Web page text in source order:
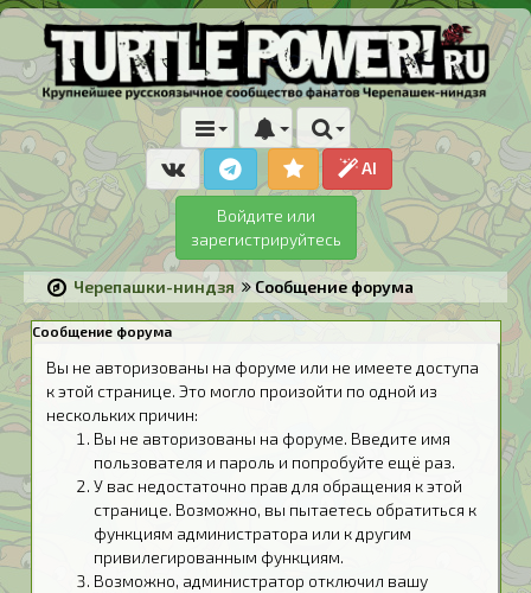
AI
Войдите или
зарегистрируйтесь
Черепашки-ниндзя Сообщение форума
Сообщение форума
Вы не авторизованы на форуме или не имеете доступа
к этой странице. Это могло произойти по одной из
нескольких причин:
Вы не авторизованы на форуме. Введите имя
пользователя и пароль и попробуйте ещё раз.
У вас недостаточно прав для обращения к этой
странице. Возможно, вы пытаетесь обратиться к
функциям администратора или к другим
привилегированным функциям.
Возможно, администратор отключил вашу